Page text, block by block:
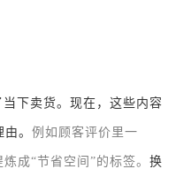
下卖货。现在，这些内容
。 例如顾客评价里一
成“节省空间 ”的标签。 换